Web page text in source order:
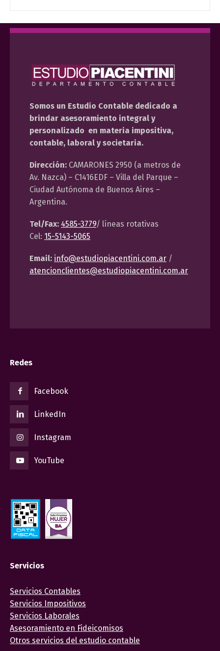
Somos un Estudio Contable dedicado a
brindar asesoramiento integral y
personalizado en materia impositiva,
contable, laboral y societaria.
Dirección: CAMARONES 2950 (a metros de
Av. Nazca) – C1416EDF – Villa del Parque –
Ciudad Autónoma de Buenos Aires –
Argentina.
Tel/Fax: 4585-3779/ líneas rotativas
Cel: 15-5143-5065
Email: info@estudiopiacentini.com.ar /
atencionclientes@estudiopiacentini.com.ar
Redes
Facebook
LinkedIn
Instagram
YouTube
Servicios
Servicios Contables
Servicios Impositivos
Servicios Laborales
Asesoramiento en Fideicomisos
Otros servicios del estudio contable